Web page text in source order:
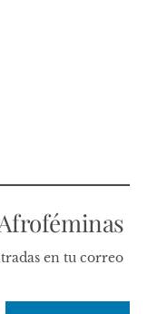
en tu correo